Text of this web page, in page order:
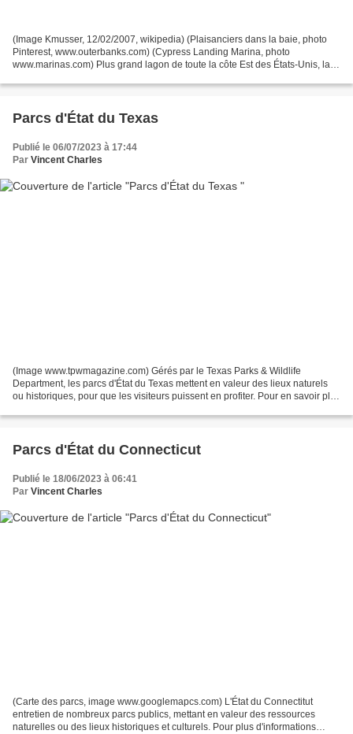
(Image Kmusser, 12/02/2007, wikipedia) (Plaisanciers dans la baie, photo
Pinterest, www.outerbanks.com) (Cypress Landing Marina, photo
www.marinas.com) Plus grand lagon de toute la côte Est des États-Unis, la
Parcs d'État du Texas
Publié le 06/07/2023 à 17:44
Par Vincent Charles
(Image www.tpwmagazine.com) Gérés par le Texas Parks & Wildlife
Department, les parcs d'État du Texas mettent en valeur des lieux naturels
ou historiques, pour que les visiteurs puissent en profiter. Pour en savoir plus
Parcs d'État du Connecticut
Publié le 18/06/2023 à 06:41
Par Vincent Charles
(Carte des parcs, image www.googlemapcs.com) L'État du Connectitut
entretien de nombreux parcs publics, mettant en valeur des ressources
naturelles ou des lieux historiques et culturels. Pour plus d'informations